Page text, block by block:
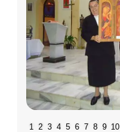
1 2 3 4 5 6 7 8 9 10